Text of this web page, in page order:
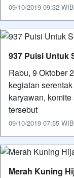
09/10/2019 09:32
937 Puisi Untuk
Rabu, 9 Oktober
kegiatan
karyawan,
tersebut
09/10/2019 07:55
Merah Kuning